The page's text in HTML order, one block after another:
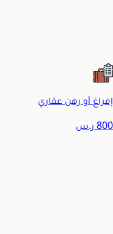
إفراغ أو رهن عقاري
800 ر.س